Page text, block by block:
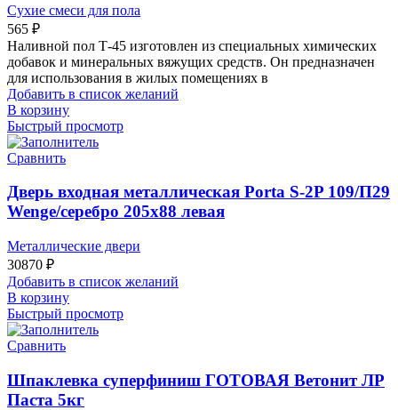
Сухие смеси для пола
565 ₽
Наливной пол Т-45 изготовлен из специальных химических
добавок и минеральных вяжущих средств. Он предназначен
для использования в жилых помещениях в
Добавить в список желаний
В корзину
Быстрый просмотр
Сравнить
Дверь входная металлическая Porta S-2P 109/П29
Wenge/серебро 205х88 левая
Металлические двери
30870 ₽
Добавить в список желаний
В корзину
Быстрый просмотр
Сравнить
Шпаклевка суперфиниш ГОТОВАЯ Ветонит ЛР
Паста 5кг